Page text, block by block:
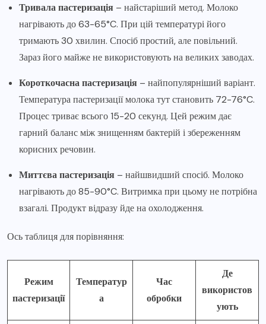
Тривала пастеризація – найстаріший метод. Молоко
нагрівають до 63-65°C. При цій температурі його
тримають 30 хвилин. Спосіб простий, але повільний.
Зараз його майже не використовують на великих заводах.
Короткочасна пастеризація – найпопулярніший варіант.
Температура пастеризації молока тут становить 72-76°C.
Процес триває всього 15-20 секунд. Цей режим дає
гарний баланс між знищенням бактерій і збереженням
корисних речовин.
Миттєва пастеризація – найшвидший спосіб. Молоко
нагрівають до 85-90°C. Витримка при цьому не потрібна
взагалі. Продукт відразу йде на охолодження.
Ось таблиця для порівняння:
Режим
пастеризації
Температур
а
Час
обробки
Де
використов
ують